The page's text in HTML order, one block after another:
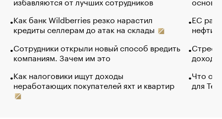
Как банк Wildberries резко нарастил
кредиты селлерам до атак на склады
Сотрудники открыли новый способ вредить
компаниям. Зачем им это
Как налоговики ищут доходы
неработающих покупателей яхт и квартир
ЕС
нефти
Что
для